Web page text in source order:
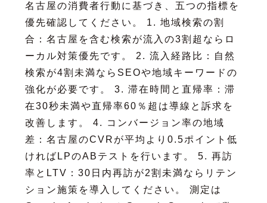
名古屋の消費者行動に基づき、五つの指標を
優先確認してください。 1. 地域検索の割
合：名古屋を含む検索が流入の3割超ならロ
ーカル対策優先です。 2. 流入経路比：自然
検索が4割未満ならSEOや地域キーワードの
強化が必要です。 3. 滞在時間と直帰率：滞
在30秒未満や直帰率60％超は導線と訴求を
改善します。 4. コンバージョン率の地域
差：名古屋のCVRが平均より0.5ポイント低
ければLPのABテストを行います。 5. 再訪
率とLTV：30日内再訪が2割未満ならリテン
ション施策を導入してください。 測定は